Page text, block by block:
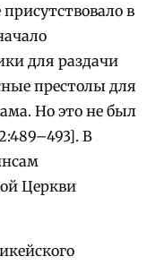
в
для раздачи
престолы для
Но это не был
В
Церкви